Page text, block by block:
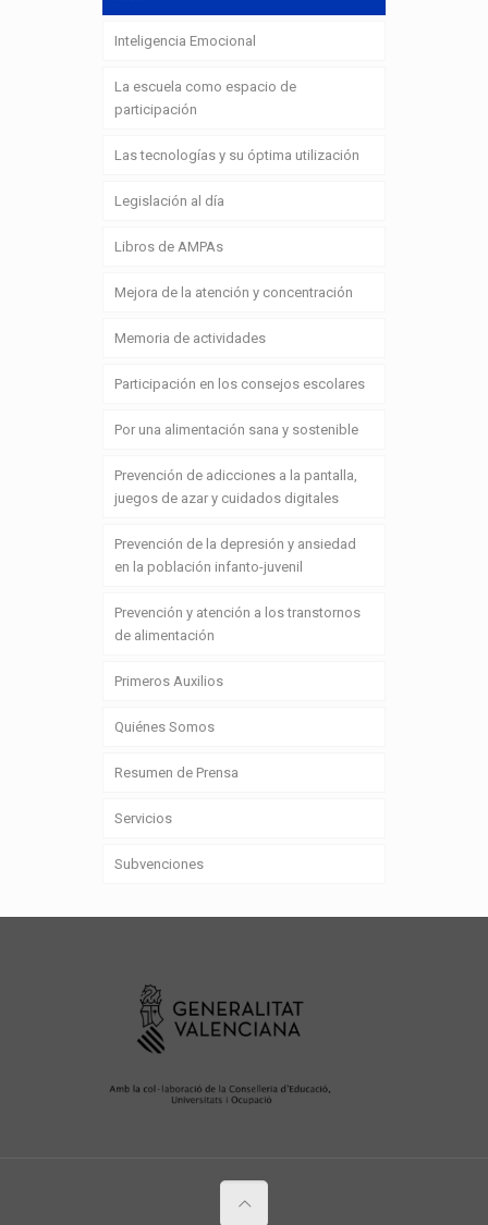
Inteligencia Emocional
La escuela como espacio de
participación
Las tecnologías y su óptima utilización
Legislación al día
Libros de AMPAs
Mejora de la atención y concentración
Memoria de actividades
Participación en los consejos escolares
Por una alimentación sana y sostenible
Prevención de adicciones a la pantalla,
juegos de azar y cuidados digitales
Prevención de la depresión y ansiedad
en la población infanto-juvenil
Prevención y atención a los transtornos
de alimentación
Primeros Auxilios
Quiénes Somos
Resumen de Prensa
Servicios
Subvenciones